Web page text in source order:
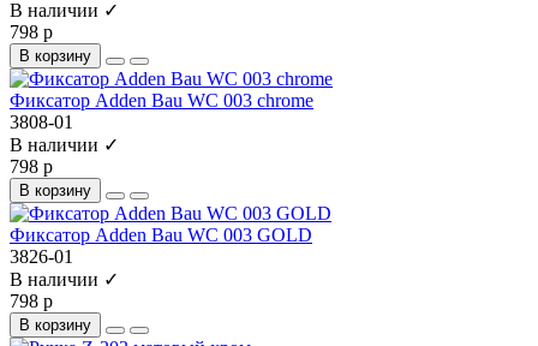
В наличии ✓
798 р
В корзину
Фиксатор Adden Bau WC 003 chrome
3808-01
В наличии ✓
798 р
В корзину
Фиксатор Adden Bau WC 003 GOLD
3826-01
В наличии ✓
798 р
В корзину